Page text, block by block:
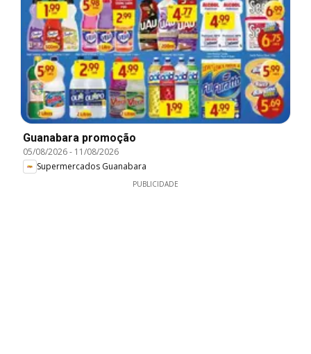
Guanabara promoção
05/08/2026- 11/08/2026
Supermercados Guanabara
PUBLICIDADE